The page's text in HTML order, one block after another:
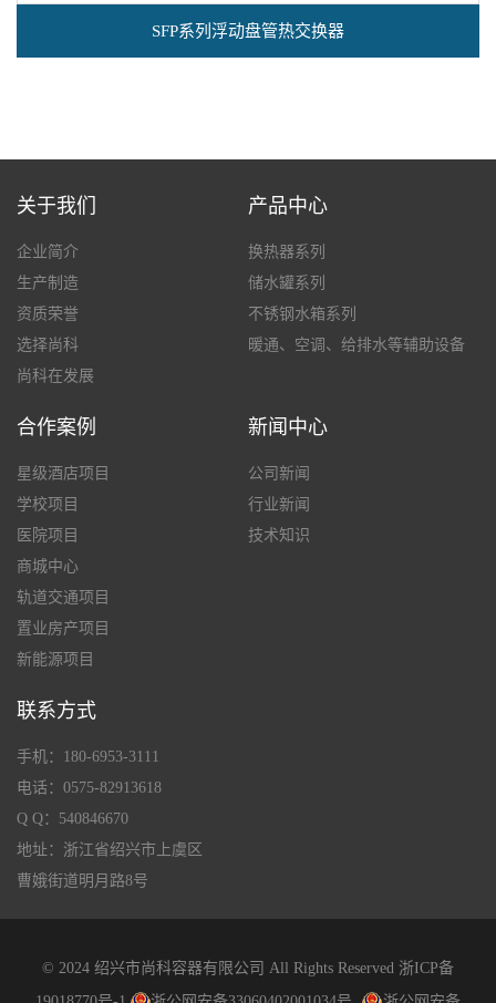
SFP系列浮动盘管热交换器
关于我们
企业简介
生产制造
资质荣誉
选择尚科
尚科在发展
产品中心
换热器系列
储水罐系列
不锈钢水箱系列
暖通、空调、给排水等辅助设备
合作案例
星级酒店项目
学校项目
医院项目
商城中心
轨道交通项目
置业房产项目
新能源项目
新闻中心
公司新闻
行业新闻
技术知识
联系方式
手机：180-6953-3111
电话：0575-82913618
Q Q：540846670
地址：浙江省绍兴市上虞区
曹娥街道明月路8号
© 2024 绍兴市尚科容器有限公司 All Rights Reserved 浙ICP备